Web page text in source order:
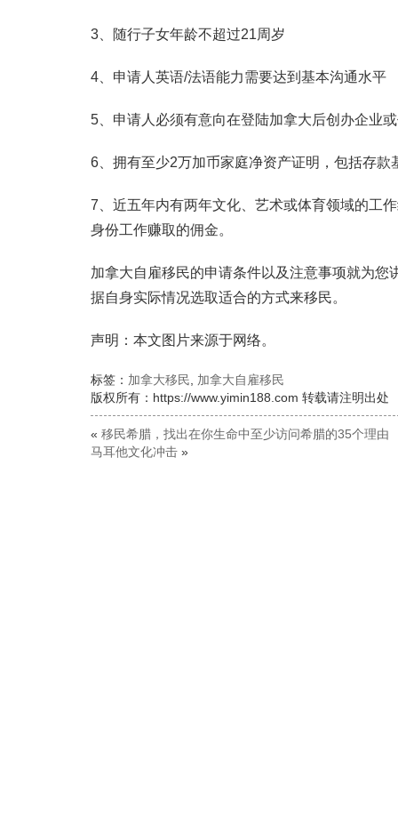
3、随行子女年龄不超过21周岁
4、申请人英语/法语能力需要达到基本沟通水平
5、申请人必须有意向在登陆加拿大后创办企业
6、拥有至少2万加币家庭净资产证明，包括存
7、近五年内有两年文化、艺术或体育领域的工
身份工作赚取的佣金。
加拿大自雇移民的申请条件以及注意事项就为
据自身实际情况选取适合的方式来移民。
声明：本文图片来源于网络。
标签： 加拿大移民
加拿大自雇移民
版权所有：https://www.yimin188.com 转载请注明出处
« 移民希腊，找出在你生命中至少访问希腊的35个理由
马耳他文化冲击 »